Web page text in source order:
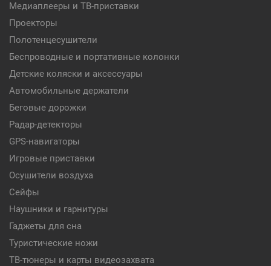
Медиаплееры и ТВ-приставки
Проекторы
Полотенцесушители
Беспроводные и портативные колонки
Детские коляски и аксессуары
Автомобильные держатели
Беговые дорожки
Радар-детекторы
GPS-навигаторы
Игровые приставки
Осушители воздуха
Сейфы
Наушники и гарнитуры
Гаджеты для сна
Туристические ножи
ТВ-тюнеры и карты видеозахвата